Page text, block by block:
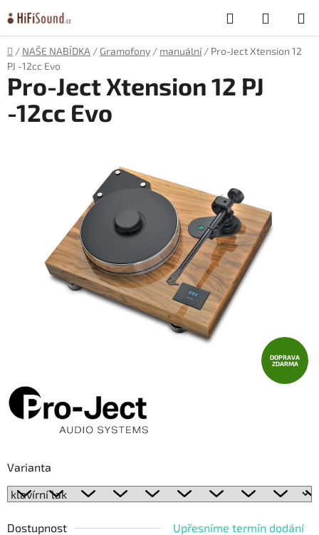
na
obsah
Hledat
KOŠÍK
Domů
/ NAŠE NABÍDKA / Gramofony / manuální / Pro-Ject Xtension 12
PJ -12cc Evo
Varianta
Dostupnost Upřesníme termín dodání
Pro-Ject Xtension 12 PJ
-12cc Evo
DOPRAVA
ZDARMA